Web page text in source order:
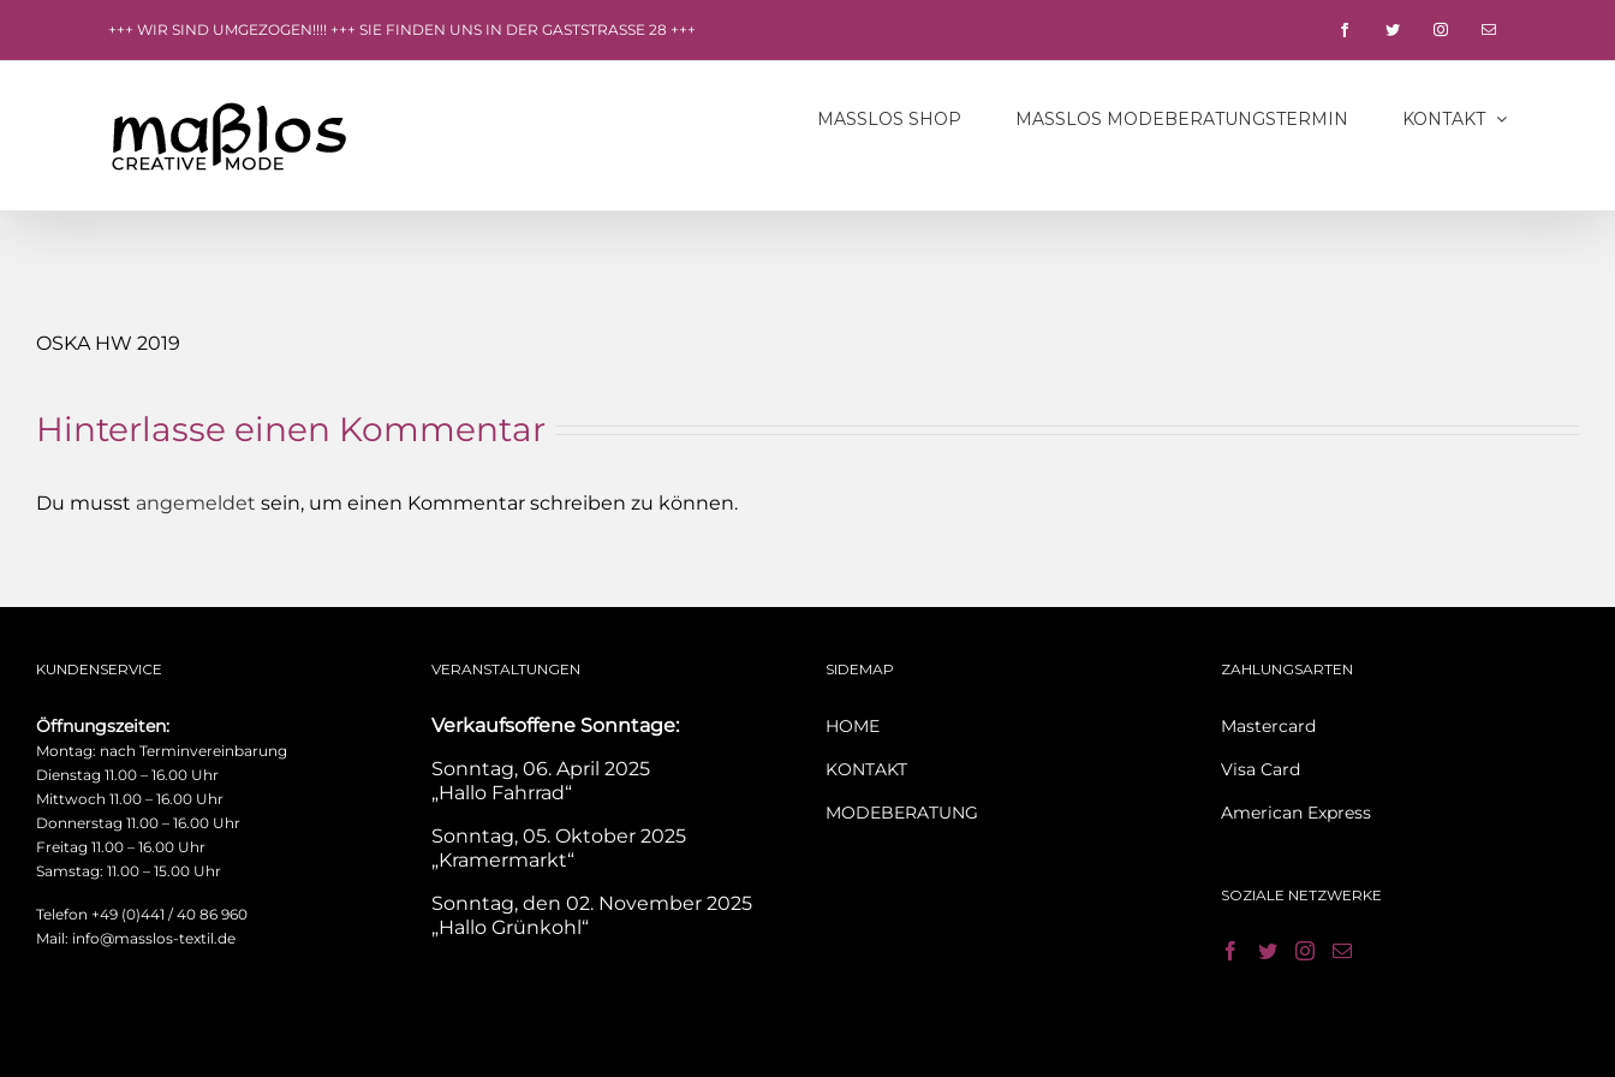
springen
+++ WIR SIND UMGEZOGEN!!!! +++ SIE FINDEN UNS IN DER GASTSTRASSE 28 +++ facebooktwitter instagramE-
MASSLOS SHOP MASSLOS MODEBERATUNGSTERMIN KONTAKT
OSKA HW 2019
Hinterlasse einen Kommentar
Du musst angemeldet sein, um einen Kommentar schreiben zu können.
KUNDENSERVICE
Öffnungszeiten:
Montag: nach Terminvereinbarung
Dienstag 11.00 – 16.00 Uhr
Mittwoch 11.00 – 16.00 Uhr
Donnerstag 11.00 – 16.00 Uhr
Freitag 11.00 – 16.00 Uhr
Samstag: 11.00 – 15.00 Uhr
Telefon +49 (0)441 / 40 86 960
Mail: info@masslos-textil.de
VERANSTALTUNGEN
Verkaufsoffene Sonntage:
Sonntag, 06. April 2025
„Hallo Fahrrad“
Sonntag, 05. Oktober 2025
„Kramermarkt“
Sonntag, den 02. November 2025
„Hallo Grünkohl“
SIDEMAP
HOME
KONTAKT
MODEBERATUNG
ZAHLUNGSARTEN
Mastercard
Visa Card
American Express
SOZIALE NETZWERKE